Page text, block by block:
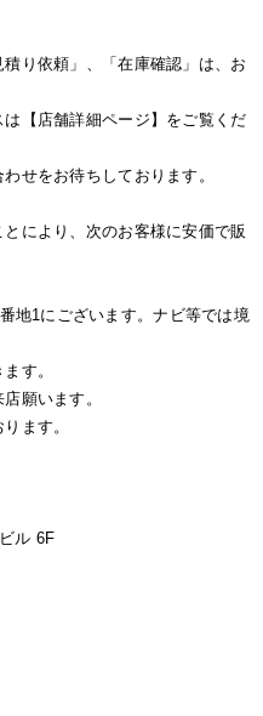
り依頼」、「在庫確認」は、お
【店舗詳細ページ】をご覧くだ
せをお待ちしております。
により、次のお客様に安価で販
地1にございます。ナビ等では境
す。
願います。
ます。
ル 6F